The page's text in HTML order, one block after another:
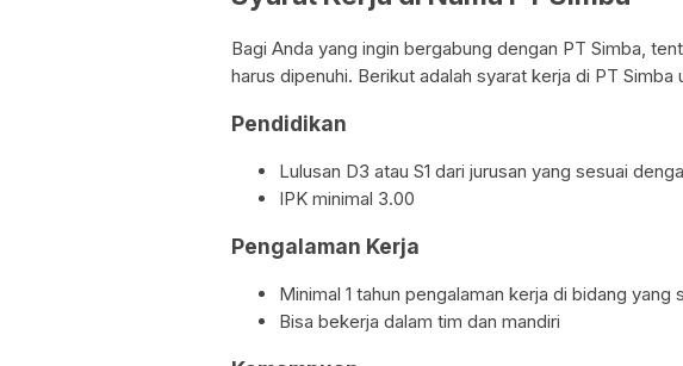
Bagi Anda yang ingin bergabung dengan PT Simba,
harus dipenuhi. Berikut adalah syarat kerja di PT Simba
Pendidikan
Lulusan D3 atau S1 dari jurusan yang sesuai
IPK minimal 3.00
Pengalaman Kerja
Minimal 1 tahun pengalaman kerja di bidang yang
Bisa bekerja dalam tim dan mandiri